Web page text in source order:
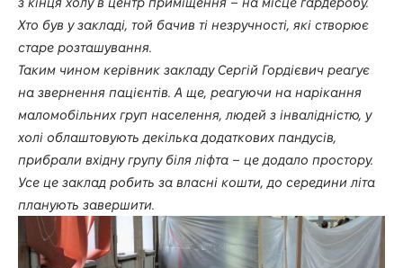
Хто був у закладі, той бачив ті незручності, які створює
старе розташування.
Таким чином керівник закладу Сергій Гордієвич реагує
на звернення пацієнтів. А ще, реагуючи на нарікання
маломобільних груп населення, людей з інвалідністю, у
холі облаштовують декілька додаткових пандусів,
прибрали вхідну групу біля ліфта – це додало простору.
Усе це заклад робить за власні кошти, до середини літа
планують завершити.